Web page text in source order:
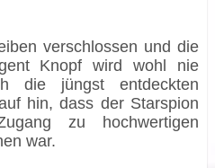
verschlossen und die
Knopf wird wohl nie
die jüngst entdeckten
hin, dass der Starspion
zu hochwertigen
war.